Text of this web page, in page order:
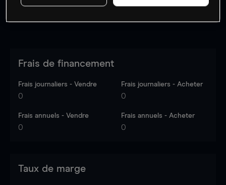
Frais de financement
Frais journaliers - Vendre
0
Frais journaliers - Acheter
0
Frais annuels - Vendre
0
Frais annuels - Acheter
0
Taux de marge